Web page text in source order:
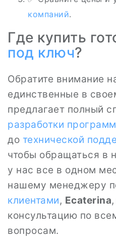
компаний.
Где купить
под ключ?
Обратите внимание
единственные в
предлагает полный
разработки
до технической
чтобы обращаться в
у нас все в одном
нашему менеджеру
клиентами, Ecaterina
консультацию по
вопросам.